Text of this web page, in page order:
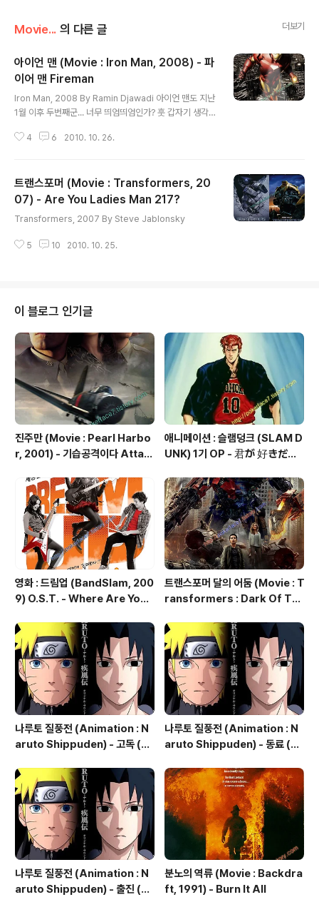
Movie... 의 다른 글 더보기
아이언 맨 (Movie : Iron Man, 2008) - 파
이어 맨 Fireman
Iron Man, 2008 By Ramin Djawadi 아이언 맨도 지난
1월 이후 두번째군... 너무 띄엄띄엄인가? 훗 갑자기 생각난
4 6 2010. 10. 26.
트랜스포머 (Movie : Transformers, 20
07) - Are You Ladies Man 217?
Transformers, 2007 By Steve Jablonsky
5 10 2010. 10. 25.
이 블로그 인기글
진주만 (Movie : Pearl Harbo
r, 2001) - 기습공격이다 Attac
애니메이션 : 슬램덩크 (SLAM D
UNK) 1기 OP - 君が 好きだと
고 싶어)
영화 : 드림업 (BandSlam, 200
9) O.S.T. - Where Are You
트랜스포머 달의 어둠 (Movie : T
ransformers : Dark Of Th
Needs You Now
나루토 질풍전 (Animation : N
aruto Shippuden) - 고독 (孤
나루토 질풍전 (Animation : N
aruto Shippuden) - 동료 (仲
나루토 질풍전 (Animation : N
aruto Shippuden) - 출진 (出
분노의 역류 (Movie : Backdra
ft, 1991) - Burn It All